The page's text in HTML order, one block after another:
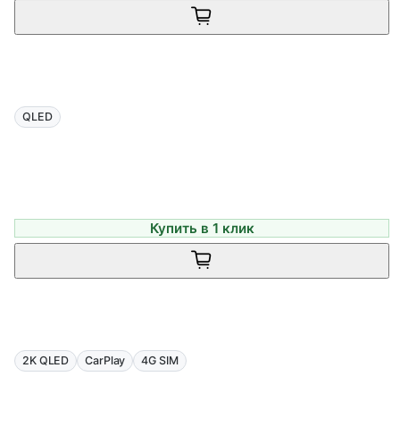
QLED
Купить в 1 клик
2K QLED CarPlay 4G SIM